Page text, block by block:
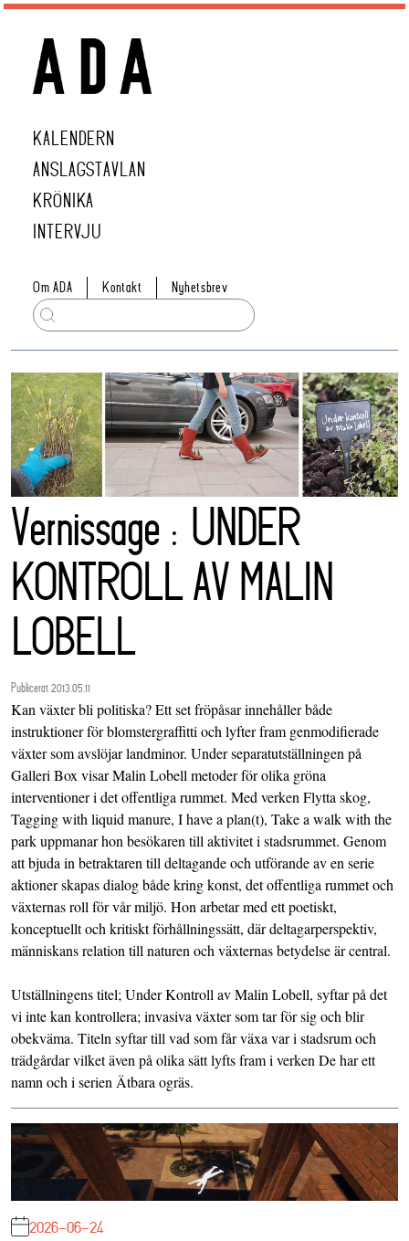
KALENDERN
ANSLAGSTAVLAN
KRÖNIKA
INTERVJU
Om ADA Kontakt Nyhetsbrev
Vernissage : UNDER
KONTROLL AV MALIN
LOBELL
Publicerat 2013.05.11
Kan växter bli politiska? Ett set fröpåsar innehåller både
instruktioner för blomstergraffitti och lyfter fram genmodifierade
växter som avslöjar landminor. Under separatutställningen på
Galleri Box visar Malin Lobell metoder för olika gröna
interventioner i det offentliga rummet. Med verken Flytta skog,
Tagging with liquid manure, I have a plan(t), Take a walk with the
park uppmanar hon besökaren till aktivitet i stadsrummet. Genom
att bjuda in betraktaren till deltagande och utförande av en serie
aktioner skapas dialog både kring konst, det offentliga rummet och
växternas roll för vår miljö. Hon arbetar med ett poetiskt,
konceptuellt och kritiskt förhållningssätt, där deltagarperspektiv,
människans relation till naturen och växternas betydelse är central.
Utställningens titel; Under Kontroll av Malin Lobell, syftar på det
vi inte kan kontrollera; invasiva växter som tar för sig och blir
obekväma. Titeln syftar till vad som får växa var i stadsrum och
trädgårdar vilket även på olika sätt lyfts fram i verken De har ett
namn och i serien Ätbara ogräs.
2026-06-24